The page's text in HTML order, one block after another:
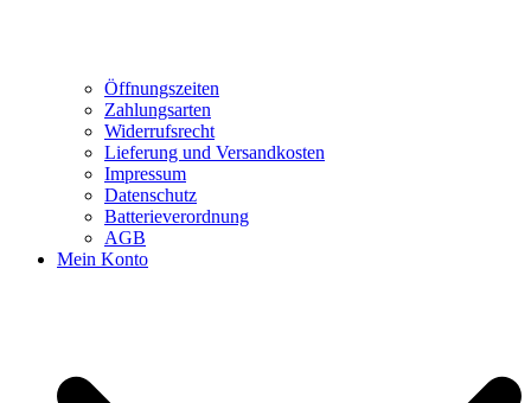
Öffnungszeiten
Zahlungsarten
Widerrufsrecht
Lieferung und Versandkosten
Impressum
Datenschutz
Batterieverordnung
AGB
Mein Konto